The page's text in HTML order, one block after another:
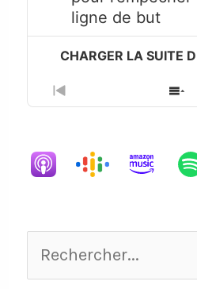
play
iconligne de but
Previous
Episode
Rechercher...